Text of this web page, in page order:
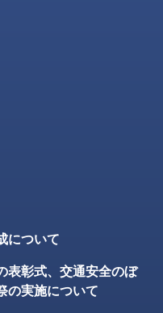
について
表彰式、交通安全のぼ
の実施について